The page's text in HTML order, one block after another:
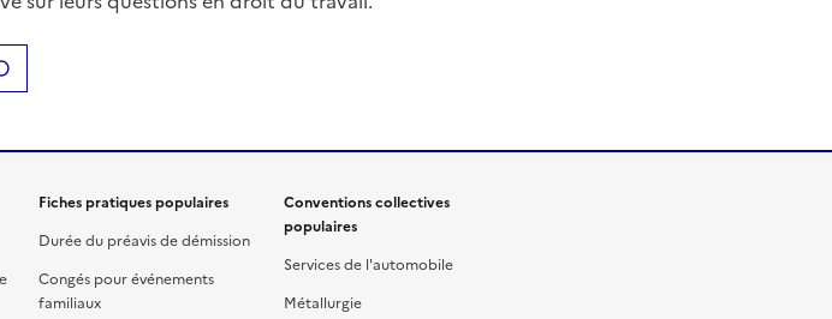
Fiches pratiques populaires
Durée du préavis de démission
Congés pour événements
familiaux
Conventions collectives
populaires
Services de l'automobile
Métallurgie